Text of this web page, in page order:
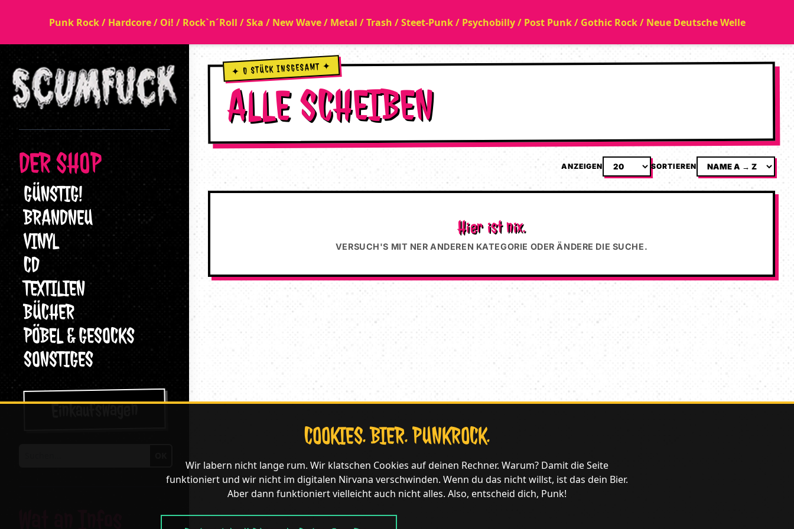
Punk Rock / Hardcore / Oi! / Rock`n´Roll / Ska / New Wave / Metal / Trash / Steet-Punk / Psychobilly / Post Punk / Gothic Rock / Neue Deutsche Welle
DER SHOP
GÜNSTIG!
BRANDNEU
VINYL
CD
TEXTILIEN
BÜCHER
PÖBEL & GESOCKS
SONSTIGES
Einkaufswagen
✦ 0 STÜCK INSGESAMT ✦
ALLE SCHEIBEN
ANZEIGEN SORTIEREN
Hier ist nix.
VERSUCH'S MIT NER ANDEREN KATEGORIE ODER ÄNDERE DIE SUCHE.
COOKIES. BIER. PUNKROCK.
Wir labern nicht lange rum. Wir klatschen Cookies auf deinen Rechner. Warum? Damit die Seite
funktioniert und wir nicht im digitalen Nirvana verschwinden. Wenn du das nicht willst, ist das dein Bier.
Aber dann funktioniert vielleicht auch nicht alles. Also, entscheid dich, Punk!